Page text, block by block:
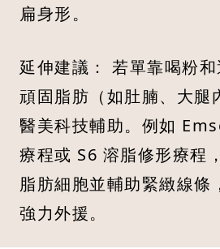
扁身形。
延伸建議： 若單靠喝粉
頑固脂肪（如肚腩、大腿
醫美科技輔助。例如
療程或 S6 溶脂修形療程
脂肪細胞並輔助緊緻線條
強力外援。